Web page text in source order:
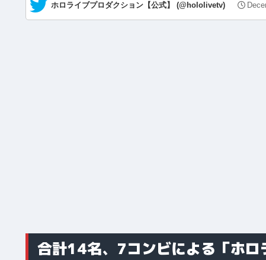
— ホロライブプロダクション【公式】 (@hololivetv)
合計14名、7コンビによる「ホロ